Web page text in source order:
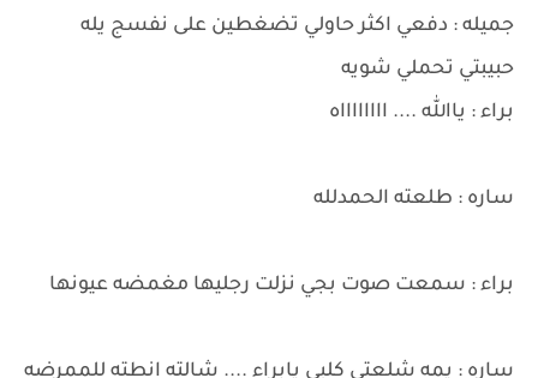
جميله : دفعي اكثر حاولي تضغطين على نفسج يله
حبيبتي تحملي شويه
براء : ياالله .... ااااااااه
ساره : طلعته الحمدلله
براء : سمعت صوت بجي نزلت رجليها مغمضه عيونها
ساره : يمه شلعتي كلبي يابراء .... شالته انطته للممرضه